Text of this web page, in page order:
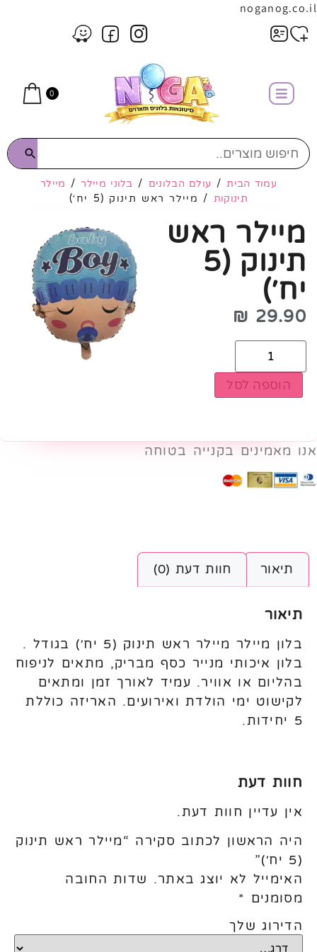
noganog.co.il
0
עמוד הבית/ עולם הבלונים / בלוני מיילר/ מיילר
תינוקות / מיילר ראש תינוק (5 יח׳)
מיילר ראש
תינוק (5
יח׳)
29.90
₪
הוספה לסל
אנו מאמינים בקנייה בטוחה
תיאור חוות דעת (0)
תיאור
בלון מיילר מיילר ראש תינוק (5 יח׳) בגודל .
בלון איכותי מנייר כסף מבריק, מתאים לניפוח
בהליום או אוויר. עמיד לאורך זמן ומתאים
לקישוט ימי הולדת ואירועים. האריזה כוללת
5 יחידות.
חוות דעת
אין עדיין חוות דעת.
היה הראשון לכתוב סקירה “מיילר ראש תינוק
(5 יח׳)”
האימייל לא יוצג באתר. שדות החובה
מסומנים *
הדירוג שלך